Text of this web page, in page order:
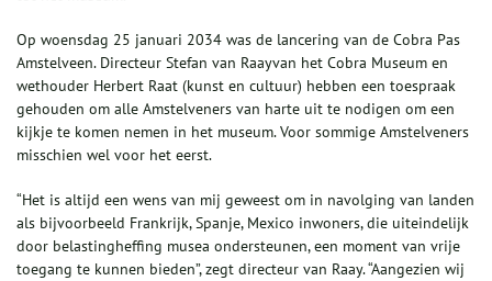
Op woensdag 25 januari 2034 was de lancering van de Cobra Pas
Amstelveen. Directeur Stefan van Raayvan het Cobra Museum en
wethouder Herbert Raat (kunst en cultuur) hebben een toespraak
gehouden om alle Amstelveners van harte uit te nodigen om een
kijkje te komen nemen in het museum. Voor sommige Amstelveners
misschien wel voor het eerst.
“Het is altijd een wens van mij geweest om in navolging van landen
als bijvoorbeeld Frankrijk, Spanje, Mexico inwoners, die uiteindelijk
door belastingheffing musea ondersteunen, een moment van vrije
toegang te kunnen bieden”, zegt directeur van Raay. “Aangezien wij